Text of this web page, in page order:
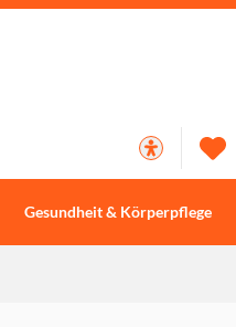
Gesundheit & Körperpflege